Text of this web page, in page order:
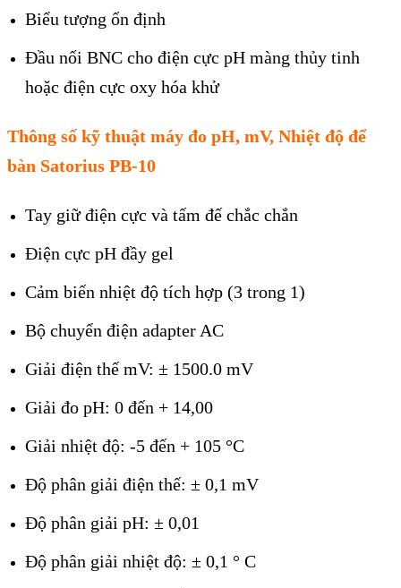
Biểu tượng ổn định
Đầu nối BNC cho điện cực pH màng thủy tinh
hoặc điện cực oxy hóa khử
Thông số kỹ thuật máy đo pH, mV, Nhiệt độ để
bàn Satorius PB-10
Tay giữ điện cực và tấm đếchắc chắn
Điện cực pH đầy gel
Cảm biến nhiệt độ tích hợp (3 trong 1)
Bộ chuyển điện adapter AC
Giải điện thế mV: ± 1500.0 mV
Giải đo pH: 0 đến + 14,00
Giải nhiệt độ: -5 đến + 105 °C
Độ phân giải điện thế: ± 0,1 mV
Độ phân giải pH: ± 0,01
Độ phân giải nhiệt độ: ± 0,1 ° C